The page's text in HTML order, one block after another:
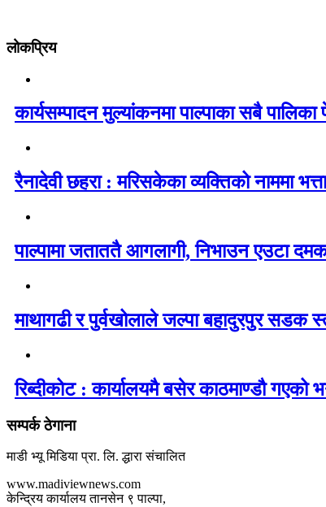
लोकप्रिय
कार्यसम्पादन मुल्यांकनमा पाल्पाका सबै
रैनादेवी छहरा : मरिसकेका व्यक्तिको नाममा
पाल्पामा जताततै आगलागी, निभाउन एउटा
माथागढी र पुर्वखोलाले जल्पा बहादुरपुर सडक
रिब्दीकोट : कार्यालयमै बसेर काठमाण्डौ गएको
सम्पर्क ठेगाना
माडी भ्यू मिडिया प्रा. लि. द्धारा संचालित
www.madiviewnews.com
केन्द्रिय कार्यालय तानसेन ९ पाल्पा,